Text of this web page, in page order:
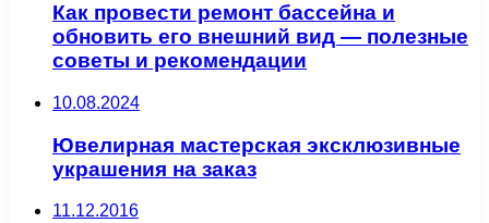
Как провести ремонт бассейна и
обновить его внешний вид — полезные
советы и рекомендации
10.08.2024
Ювелирная мастерская эксклюзивные
украшения на заказ
11.12.2016